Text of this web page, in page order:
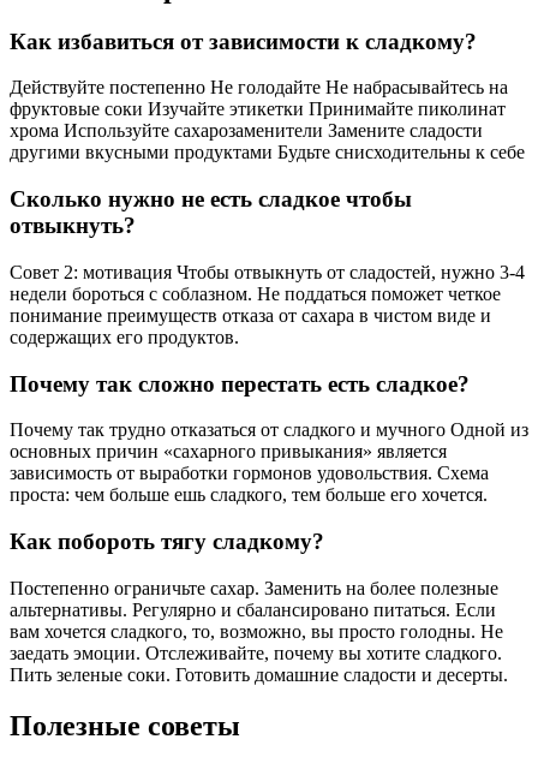
Как избавиться от зависимости к сладкому?
Действуйте постепенно Не голодайте Не набрасывайтесь на
фруктовые соки Изучайте этикетки Принимайте пиколинат
хрома Используйте сахарозаменители Замените сладости
другими вкусными продуктами Будьте снисходительны к себе
Сколько нужно не есть сладкое чтобы
отвыкнуть?
Совет 2: мотивация Чтобы отвыкнуть от сладостей, нужно 3-4
недели бороться с соблазном. Не поддаться поможет четкое
понимание преимуществ отказа от сахара в чистом виде и
содержащих его продуктов.
Почему так сложно перестать есть сладкое?
Почему так трудно отказаться от сладкого и мучного Одной из
основных причин «сахарного привыкания» является
зависимость от выработки гормонов удовольствия. Схема
проста: чем больше ешь сладкого, тем больше его хочется.
Как побороть тягу сладкому?
Постепенно ограничьте сахар. Заменить на более полезные
альтернативы. Регулярно и сбалансировано питаться. Если
вам хочется сладкого, то, возможно, вы просто голодны. Не
заедать эмоции. Отслеживайте, почему вы хотите сладкого.
Пить зеленые соки. Готовить домашние сладости и десерты.
Полезные советы